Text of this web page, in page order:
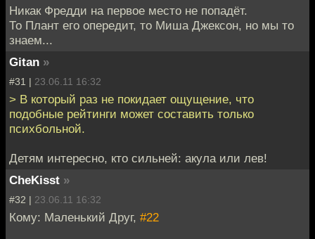
Никак Фредди на первое место не попадёт.
То Плант его опередит, то Миша Джексон, но мы то
знаем...
Gitan »
#31 | 23.06.11 16:32
> В который раз не покидает ощущение, что
подобные рейтинги может составить только
психбольной.
Детям интересно, кто сильней: акула или лев!
CheKisst »
#32 | 23.06.11 16:32
Кому: Маленький Друг, #22